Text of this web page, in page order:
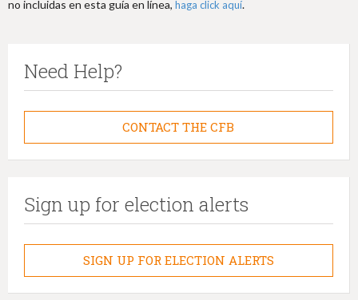
no incluidas en esta guía en línea, haga click aquí.
Need Help?
CONTACT THE CFB
Sign up for election alerts
SIGN UP FOR ELECTION ALERTS